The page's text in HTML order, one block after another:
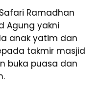
Ramadhan
Agung yakni
anak yatim dan
takmir masjid
buka puasa dan